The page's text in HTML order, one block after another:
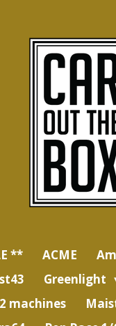
** ACME
Greenlight
machines